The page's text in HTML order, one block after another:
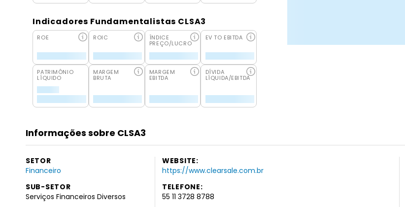
Indicadores Fundamentalistas CLSA3
ROE ROIC ÍNDICE
PREÇO/LUCRO
EV TO EBITDA
PATRIMÔNIO
LÍQUIDO
MARGEM
BRUTA
MARGEM
EBITDA
DÍVIDA
LÍQUIDA/EBITDA
Informações sobre CLSA3
SETOR
Financeiro
SUB-SETOR
Serviços Financeiros Diversos
WEBSITE:
https://www.clearsale.com.br
TELEFONE:
55 11 3728 8788